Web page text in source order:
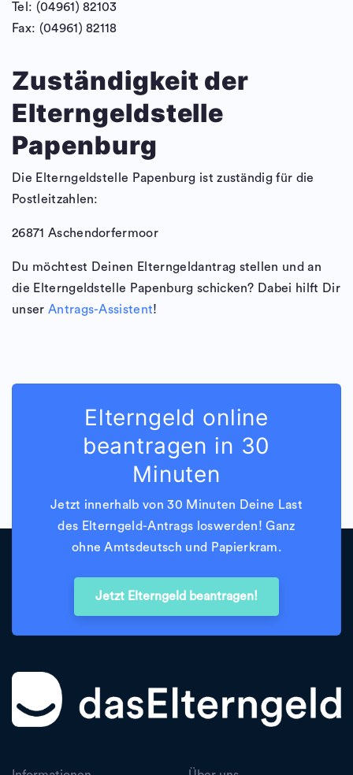
Tel: (04961) 82103
Fax: (04961) 82118
Zuständigkeit der
Elterngeldstelle
Papenburg
Die Elterngeldstelle Papenburg ist zuständig für die
Postleitzahlen:
26871 Aschendorfermoor
Du möchtest Deinen Elterngeldantrag stellen und an
die Elterngeldstelle Papenburg schicken? Dabei hilft Dir
unser Antrags-Assistent!
Elterngeld online
beantragen in 30
Minuten
Jetzt innerhalb von 30 Minuten Deine Last
des Elterngeld-Antrags loswerden! Ganz
ohne Amtsdeutsch und Papierkram.
Jetzt Elterngeld beantragen!